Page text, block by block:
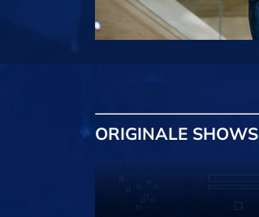
ORIGINALE SHOWS